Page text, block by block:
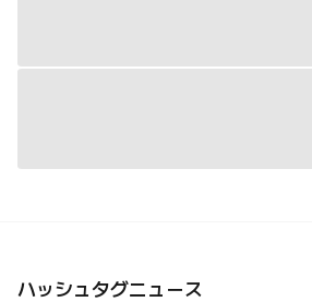
ハッシュタグニュース